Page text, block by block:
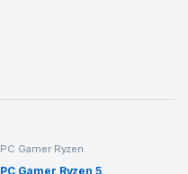
PC Gamer Ryzen
PC Gamer Ryzen 5